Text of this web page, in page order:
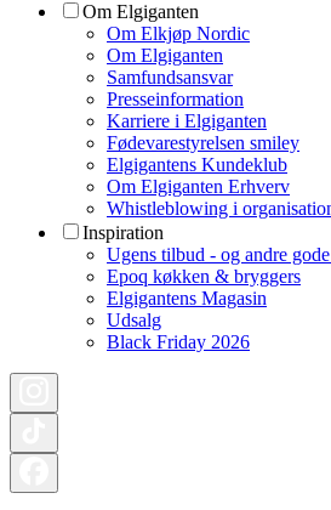
Om Elgiganten
Om Elkjøp Nordic
Om Elgiganten
Samfundsansvar
Presseinformation
Karriere i Elgiganten
Fødevarestyrelsen smiley
Elgigantens Kundeklub
Om Elgiganten Erhverv
Whistleblowing i
Inspiration
Ugens tilbud - og andre
Epoq køkken & bryggers
Elgigantens Magasin
Udsalg
Black Friday 2026